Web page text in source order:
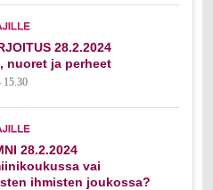
28.2.2024
nuoret ja perheet
15.30
28.2.2024
vai
ihmisten joukossa?